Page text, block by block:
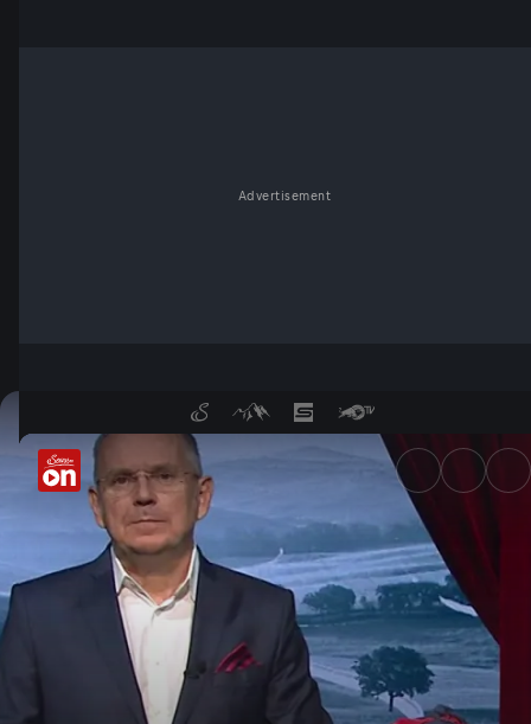
Advertisement
02. Oktober -